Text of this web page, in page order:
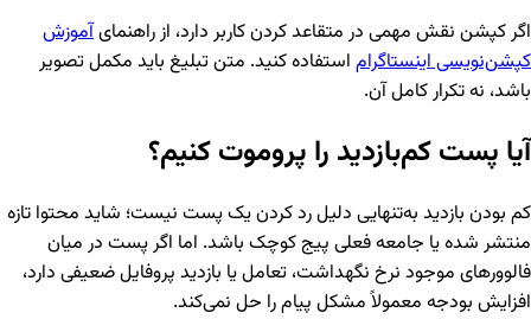
اگر کپشن نقش مهمی در متقاعد کردن کاربر دارد، از راهنمایآموزش
کپشن‌نویسی اینستاگرام استفاده کنید. متن تبلیغ باید مکمل تصویر
باشد، نه تکرار کامل آن.
آیا پست کم‌بازدید را پروموت کنیم؟
کم بودن بازدید به‌تنهایی دلیل رد کردن یک پست نیست؛ شاید محتوا تازه
منتشر شده یا جامعه فعلی پیج کوچک باشد. اما اگر پست در میان
فالوورهای موجود نرخ نگهداشت، تعامل یا بازدید پروفایل ضعیفی دارد،
افزایش بودجه معمولاً مشکل پیام را حل نمی‌کند.